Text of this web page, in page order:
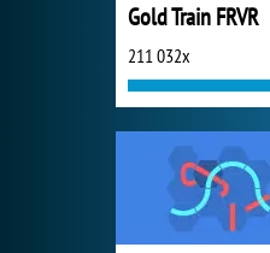
Gold Train FRVR
211 032x